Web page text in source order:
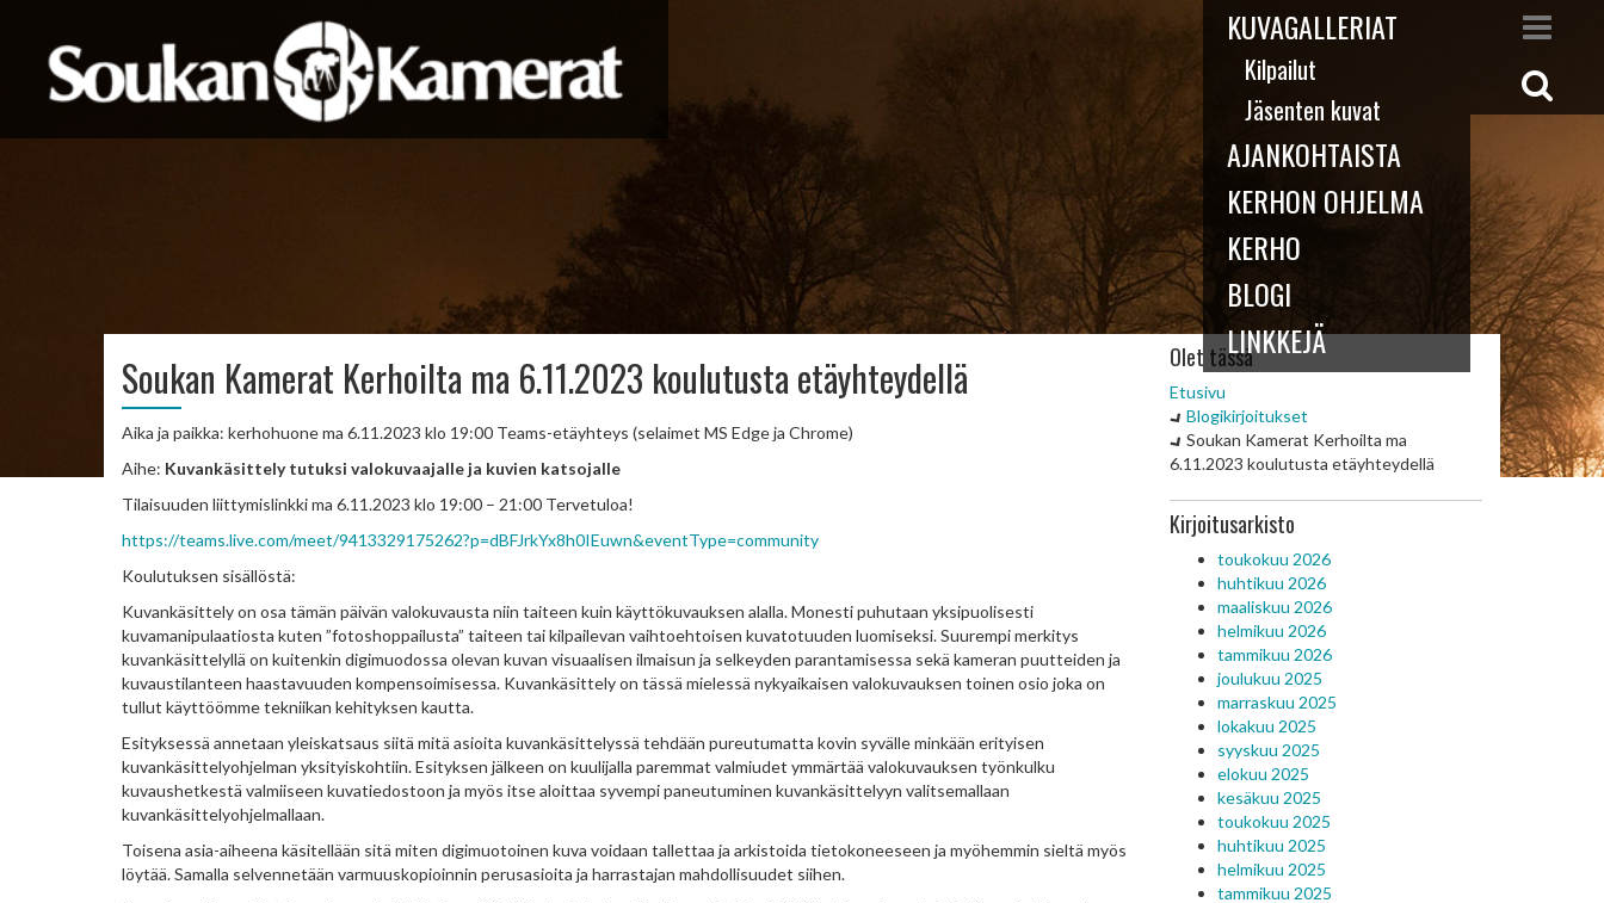
KUVAGALLERIAT
Kilpailut
Jäsenten kuvat
AJANKOHTAISTA
KERHON OHJELMA
KERHO
BLOGI
LINKKEJÄ
Soukan Kamerat Kerhoilta ma 6.11.2023 koulutusta etäyhteydellä
Aika ja paikka: kerhohuone ma 6.11.2023 klo 19:00 Teams-etäyhteys (selaimet MS Edge ja Chrome)
Aihe: Kuvankäsittely tutuksi valokuvaajalle ja kuvien katsojalle
Tilaisuuden liittymislinkki ma 6.11.2023 klo 19:00 – 21:00 Tervetuloa!
https://teams.live.com/meet/9413329175262?p=dBFJrkYx8h0IEuwn&eventType=community
Koulutuksen sisällöstä:
Kuvankäsittely on osa tämän päivän valokuvausta niin taiteen kuin käyttökuvauksen alalla. Monesti puhutaan yksipuolisesti
kuvamanipulaatiosta kuten ”fotoshoppailusta” taiteen tai kilpailevan vaihtoehtoisen kuvatotuuden luomiseksi. Suurempi merkitys
kuvankäsittelyllä on kuitenkin digimuodossa olevan kuvan visuaalisen ilmaisun ja selkeyden parantamisessa sekä kameran puutteiden ja
kuvaustilanteen haastavuuden kompensoimisessa. Kuvankäsittely on tässä mielessä nykyaikaisen valokuvauksen toinen osio joka on
tullut käyttöömme tekniikan kehityksen kautta.
Esityksessä annetaan yleiskatsaus siitä mitä asioita kuvankäsittelyssä tehdään pureutumatta kovin syvälle minkään erityisen
kuvankäsittelyohjelman yksityiskohtiin. Esityksen jälkeen on kuulijalla paremmat valmiudet ymmärtää valokuvauksen työnkulku
kuvaushetkestä valmiiseen kuvatiedostoon ja myös itse aloittaa syvempi paneutuminen kuvankäsittelyyn valitsemallaan
kuvankäsittelyohjelmallaan.
Toisena asia-aiheena käsitellään sitä miten digimuotoinen kuva voidaan tallettaa ja arkistoida tietokoneeseen ja myöhemmin sieltä myös
löytää. Samalla selvennetään varmuuskopioinnin perusasioita ja harrastajan mahdollisuudet siihen.
Olet tässä
Etusivu
Blogikirjoitukset
Soukan Kamerat Kerhoilta ma
6.11.2023 koulutusta etäyhteydellä
Kirjoitusarkisto
toukokuu 2026
huhtikuu 2026
maaliskuu 2026
helmikuu 2026
tammikuu 2026
joulukuu 2025
marraskuu 2025
lokakuu 2025
syyskuu 2025
elokuu 2025
kesäkuu 2025
toukokuu 2025
huhtikuu 2025
helmikuu 2025
tammikuu 2025